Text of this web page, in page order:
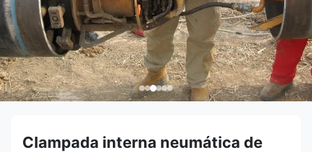
Clampada interna neumática de